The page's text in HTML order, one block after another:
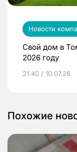
Новости
Свой дом в
2026 году
21:40 / 10.07.26
Похожие